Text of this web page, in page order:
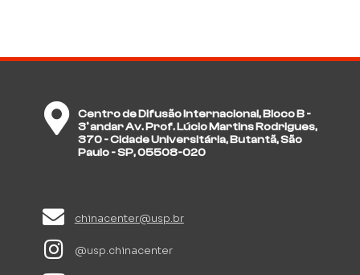
Centro de Difusão Internacional, Bloco B -
3º andar Av. Prof. Lúcio Martins Rodrigues,
370 - Cidade Universitária, Butantã, São
Paulo - SP, 05508-020
chinacenter@usp.br
@usp.chinacenter